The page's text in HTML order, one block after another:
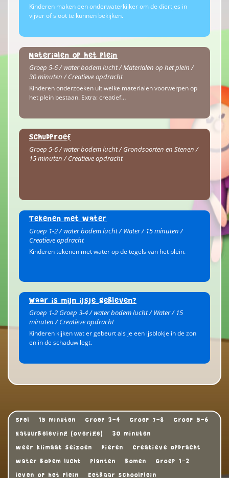
Kinderen maken een onderwaterkijker om de diertjes in
vijver of sloot te kunnen bekijken.
Materialen op het plein
Groep 5-6 / water bodem lucht / Materialen op het plein /
30 minuten / Creatieve opdracht
Kinderen onderzoeken uit welke materialen voorwerpen op
het plein bestaan. Extra: creatief…
Schudproef
Groep 5-6 / water bodem lucht / Grondsoorten en Stenen /
15 minuten / Creatieve opdracht
Tekenen met water
Groep 1-2 / water bodem lucht / Water / 15 minuten /
Creatieve opdracht
Kinderen tekenen met water op de tegels van het plein.
Waar is mijn ijsje gebleven?
Groep 1-2 Groep 3-4 / water bodem lucht / Water / 15
minuten / Creatieve opdracht
Kinderen kijken wat er gebeurt als je een ijsblokje in de zon
en in de schaduw legt.
Spel 15 minuten Groep 3-4 Groep 7-8
Groep 5-6
Natuurbeleving (overige)
30 minuten
weer klimaat seizoen
Dieren
Creatieve opdracht
water bodem lucht
Planten Bomen
Groep 1-2
leven op het plein
Eetbaar schoolplein